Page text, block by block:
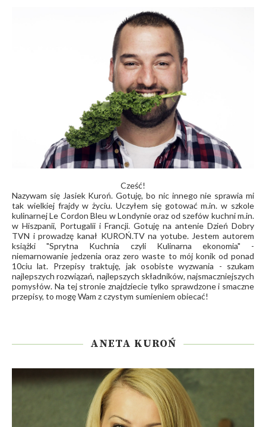
Cześć!
Nazywam się Jasiek Kuroń. Gotuję, bo nic innego nie sprawia mi
tak wielkiej frajdy w życiu. Uczyłem się gotować m.in. w szkole
kulinarnej Le Cordon Bleu w Londynie oraz od szefów kuchni m.in.
w Hiszpanii, Portugalii i Francji. Gotuję na antenie Dzień Dobry
TVN i prowadzę kanał KUROŃ.TVna yotube. Jestem autorem
książki "Sprytna Kuchnia czyli Kulinarna ekonomia" -
niemarnowanie jedzenia oraz zero waste to mój konik od ponad
10ciu lat. Przepisy traktuję, jak osobiste wyzwania - szukam
najlepszych rozwiązań, najlepszych składników, najsmaczniejszych
pomysłów. Na tej stronie znajdziecie tylko sprawdzone i smaczne
przepisy, to mogę Wam z czystym sumieniem obiecać!
ANETA KUROŃ